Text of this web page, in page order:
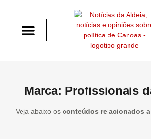
Marca: Profissionais
Veja abaixo os conteúdos relacionados a